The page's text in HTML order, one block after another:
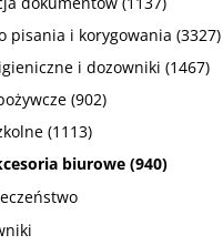
pisania i korygowania (3327)
i dozowniki (1467)
(902)
(1113)
biurowe (940)